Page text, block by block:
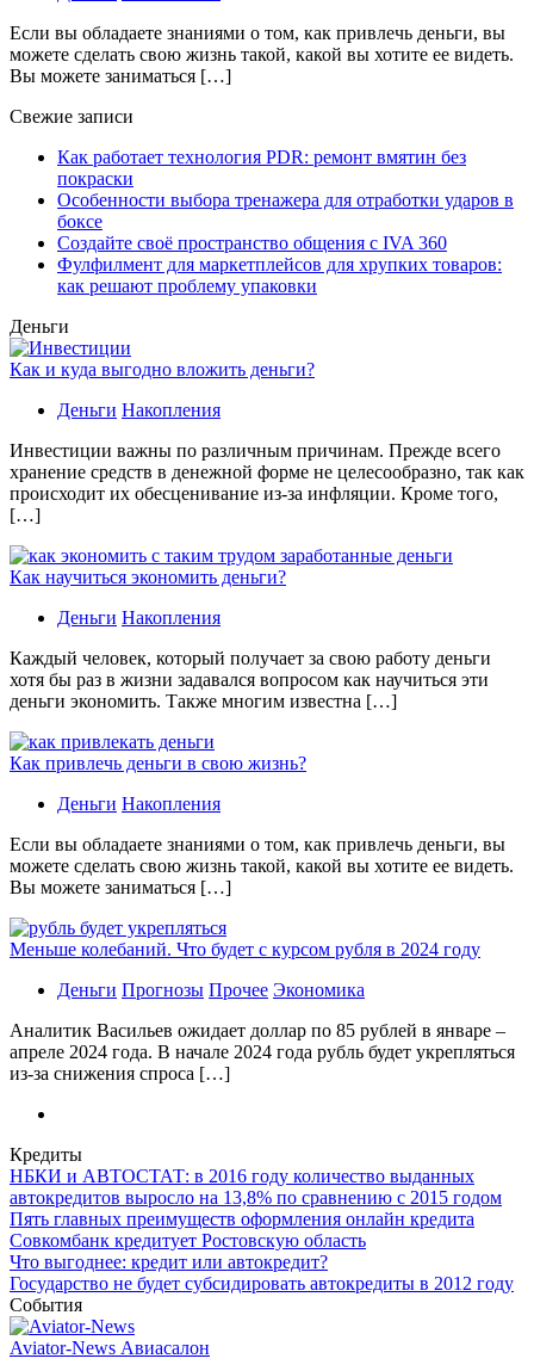
Если вы обладаете знаниями о том, как привлечь деньги, вы
можете сделать свою жизнь такой, какой вы хотите ее видеть.
Вы можете заниматься […]
Свежие записи
Как работает технология PDR: ремонт вмятин без
покраски
Особенности выбора тренажера для отработки ударов в
боксе
Создайте своё пространство общения с IVA 360
Фулфилмент для маркетплейсов для хрупких товаров:
как решают проблему упаковки
Деньги
Как и куда выгодно вложить деньги?
Деньги Накопления
Инвестиции важны по различным причинам. Прежде всего
хранение средств в денежной форме не целесообразно, так как
происходит их обесценивание из-за инфляции. Кроме того,
[…]
Как научиться экономить деньги?
Деньги Накопления
Каждый человек, который получает за свою работу деньги
хотя бы раз в жизни задавался вопросом как научиться эти
деньги экономить. Также многим известна […]
Как привлечь деньги в свою жизнь?
Деньги Накопления
Если вы обладаете знаниями о том, как привлечь деньги, вы
можете сделать свою жизнь такой, какой вы хотите ее видеть.
Вы можете заниматься […]
Меньше колебаний. Что будет с курсом рубля в 2024 году
Деньги Прогнозы Прочее Экономика
Аналитик Васильев ожидает доллар по 85 рублей в январе –
апреле 2024 года. В начале 2024 года рубль будет укрепляться
из-за снижения спроса […]
Кредиты
НБКИ и АВТОСТАТ: в 2016 году количество выданных
автокредитов выросло на 13,8% по сравнению с 2015 годом
Пять главных преимуществ оформления онлайн кредита
Совкомбанк кредитует Ростовскую область
Что выгоднее: кредит или автокредит?
Государство не будет субсидировать автокредиты в 2012 году
События
Aviator-News Авиасалон